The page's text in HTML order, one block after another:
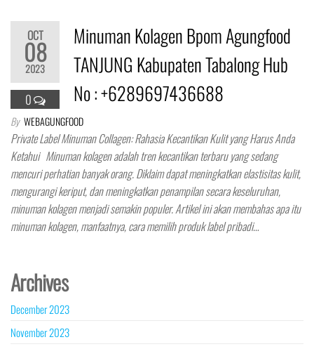
OCT
08
2023
0
Minuman Kolagen Bpom Agungfood
TANJUNG Kabupaten Tabalong Hub
No : +6289697436688
By WEBAGUNGFOOD
Private Label Minuman Collagen: Rahasia Kecantikan Kulit yang Harus Anda
Ketahui Minuman kolagen adalah tren kecantikan terbaru yang sedang
mencuri perhatian banyak orang. Diklaim dapat meningkatkan elastisitas kulit,
mengurangi keriput, dan meningkatkan penampilan secara keseluruhan,
minuman kolagen menjadi semakin populer. Artikel ini akan membahas apa itu
minuman kolagen, manfaatnya, cara memilih produk label pribadi…
Archives
December 2023
November 2023